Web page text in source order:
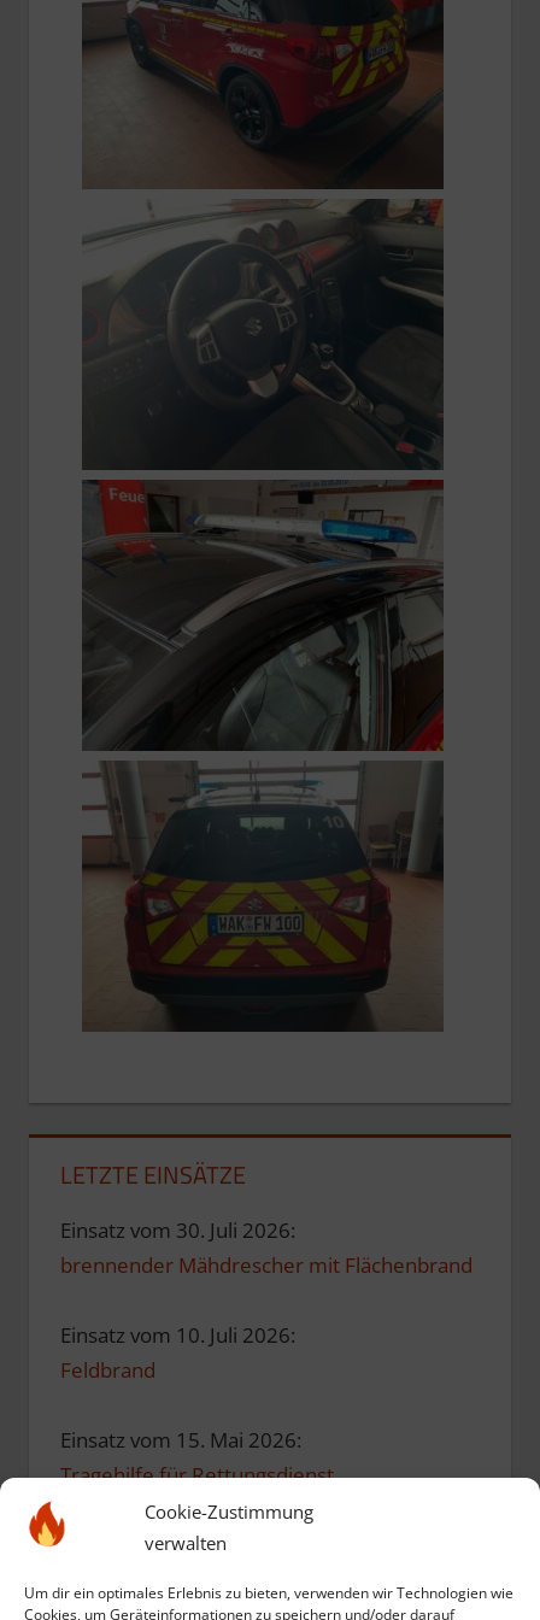
Cookie-Zustimmung
verwalten
Um dir ein optimales Erlebnis zu bieten, verwenden wir Technologien wie
Cookies, um Geräteinformationen zu speichern und/oder darauf
LETZTE EINSÄTZE
Einsatz vom 30. Juli 2026:
brennender Mähdrescher mit Flächenbrand
Einsatz vom 10. Juli 2026:
Feldbrand
Einsatz vom 15. Mai 2026:
Tragehilfe für Rettungsdienst
Einsatz vom 10. Mai 2026: